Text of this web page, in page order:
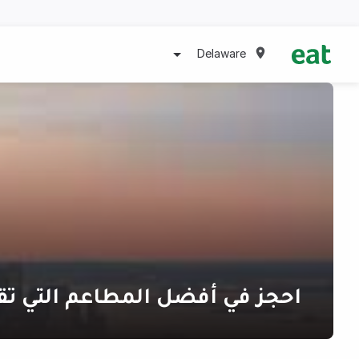
Delaware
احجز في أفضل المطاعم التي